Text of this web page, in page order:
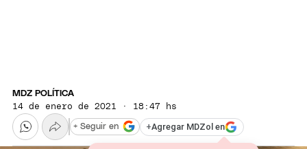
MDZ POLÍTICA
14 de enero de 2021 · 18:47 hs
+Agregar MDZol en
+ Seguir en